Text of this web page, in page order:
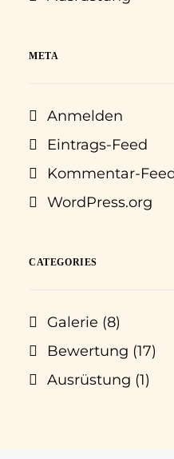
META
Anmelden
Eintrags-Feed
Kommentar-
WordPress.org
CATEGORIES
Galerie (8)
Bewertung (17)
Ausrüstung (1)